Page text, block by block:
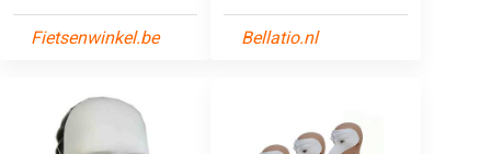
Fietsenwinkel.be Bellatio.nl